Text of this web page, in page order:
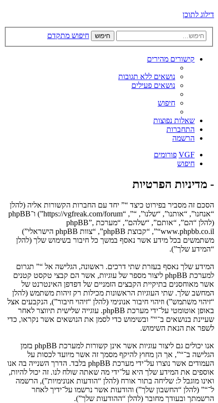
דילוג לתוכן
חיפוש חיפוש מתקדם
קישורים מהירים
נושאים ללא תגובות
נושאים פעילים
חיפוש
שאלות נפוצות
התחברות
הרשמה
VGF פורומים
חיפוש
- מדיניות הפרטיות
הסכם זה מסביר בפירוט כיצד “” יחד עם החברות הקשורות אליה (להלן
“אנחנו”, “אותנו”, “שלנו”, “”, “https://vgfreak.com/forum”) ו־phpBB
(להלן “הם”, “אותם”, “שלהם”, “מערכת phpBB”,
“www.phpbb.co.il”, “קבוצת phpBB”, “צוות phpBB הישראלי”)
משתמשים בכל מידע אשר נאסף במשך כל חיבור בשימוש שלך (להלן
“המידע שלך”).
המידע שלך נאסף בעזרת שתי דרכים. ראשונה, הגלישה אל “” תגרום
למערכת phpBB ליצור מספר של עוגיות, אשר הם קבצי טקסט קטנים
אשר מאוחסנים בתיקיית הקבצים הזמניים של דפדפן האינטרנט של
המחשב שלך. שתי העוגיות הראשונות מכילות רק זיהות משתמש (להלן
“זיהוי משתמש”) וזיהוי חיבור אנונימי (להלן “זיהוי חיבור”), הנקבעים אצל
באופן אוטומטי על־ידי מערכת phpBB. עוגייה שלישית תיווצר לאחר
שעיינת בנושאים ב־“” ובשימוש כדי לסמן את הנושאים אשר נקראו, כדי
לשפר את הנאת השימוש.
אנו יכולים גם ליצור עוגיות אשר אינן קשורות למערכת phpBB בזמן
הגלישה ב־“”, אך הן מחוץ להיקף מסמך זה אשר מיועד לכסות על
העמודים אשר נוצרו על־ידי מערכת phpBB בלבד. הדרך השנייה בה אנו
אוספים את המידע שלך היא על־ידי מה שאתה שולח לנו. זה יכול להיות,
ואינו מוגבל ל: שליחה בתור אורח (להלן “הודעות אנונימיות”), הרשמה
ל־“” (להלן “החשבון שלך”) והודעות אשר נרשמו על־ידיך לאחר
הרשמתך ובעודך מחובר (להלן “ההודעות שלך”).